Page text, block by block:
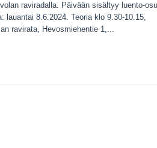
raviradalla. Päivään sisältyy luento-
lauantai 8.6.2024. Teoria klo 9.30-10.15,
ravirata, Hevosmiehentie 1,...